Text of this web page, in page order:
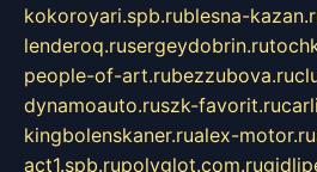
kokoroyari.spb.rublesna-
lenderoq.rusergeydobrin.ru
people-of-art.rubezzubova.ru
dynamoauto.ruszk-favorit.ru
kingbolenskaner.rualex-motor.ru
act1.spb.rupolyglot.com.ru